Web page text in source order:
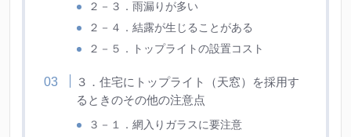
２－３．雨漏りが多い
２－４．結露が生じることがある
２－５．トップライトの設置コスト
３．住宅にトップライト（天窓）を採用す
るときのその他の注意点
３－１．網入りガラスに要注意